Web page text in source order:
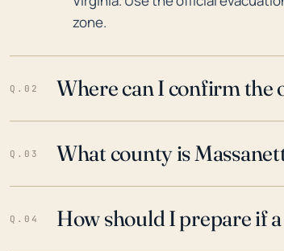
zone.
Q.02 Where can I confirm the
Q.03 What county is
Q.04 How should I prepare if